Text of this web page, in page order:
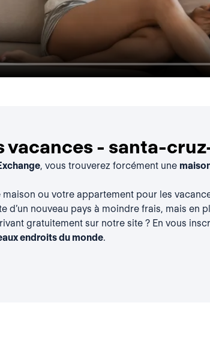
vacances - santa-
, vous trouverez forcément une
ou votre appartement pour les
nouveau pays à moindre frais, mais en
gratuitement sur notre site ? En vous
endroits du monde.